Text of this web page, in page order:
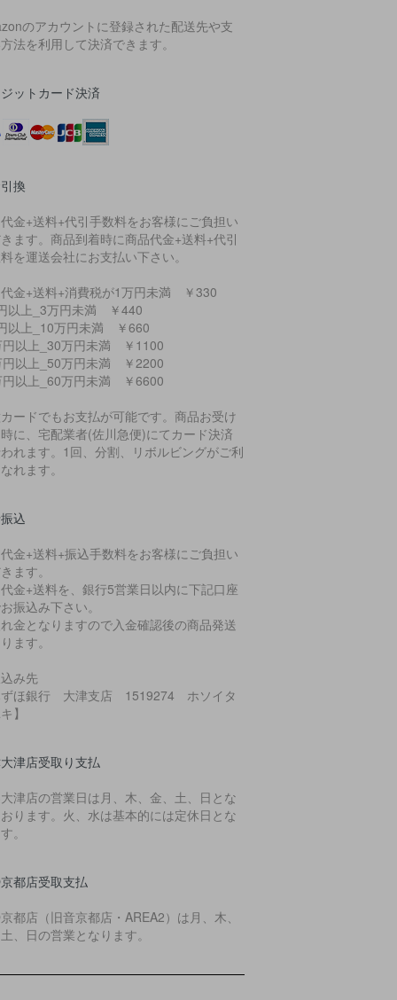
のアカウントに登録された配送先や支
法を利用して決済できます。
ットカード決済
換
金+送料+代引手数料をお客様にご負担い
ます。商品到着時に商品代金+送料+代引
を運送会社にお支払い下さい。
金+送料+消費税が1万円未満 ￥330
以上_3万円未満 ￥440
以上_10万円未満 ￥660
円以上_30万円未満 ￥1100
円以上_50万円未満 ￥2200
円以上_60万円未満 ￥6600
ードでもお支払が可能です。商品お受け
に、宅配業者(佐川急便)にてカード決済
れます。1回、分割、リボルビングがご利
れます。
込
金+送料+振込手数料をお客様にご負担い
ます。
金+送料を、銀行5営業日以内に下記口座
振込み下さい。
金となりますので入金確認後の商品発送
ます。
み先
ずほ銀行 大津支店 1519274 ホソイタ
】
津店受取り支払
津店の営業日は月、木、金、土、日とな
ります。火、水は基本的には定休日とな
。
都店受取支払
都店（旧音京都店・AREA2）は月、木、
、日の営業となります。